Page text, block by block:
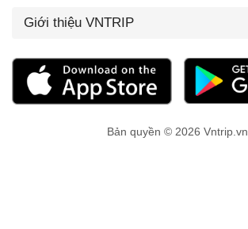
Giới thiệu VNTRIP
Bản quyền © 2026 Vntrip.vn